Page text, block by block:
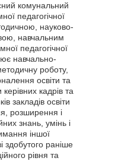
комунальний
педагогічної
науково-
навчальним
педагогічної
навчально-
роботу,
освіти та
кадрів та
закладів освіти
розширення і
знань, умінь і
іншої
здобутого раніше
рівня та